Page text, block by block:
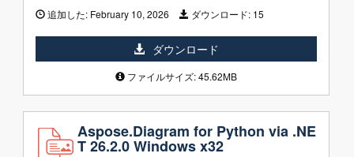
追加した: February 10, 2026 ダウンロード: 15
ダウンロード
ファイルサイズ: 45.62MB
Aspose.Diagram for Python via .NE
T 26.2.0 Windows x32